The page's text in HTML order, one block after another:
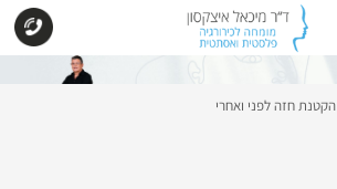
הקטנת חזה לפני ואחרי